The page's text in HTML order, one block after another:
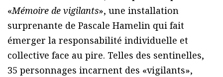
«Mémoire de vigilants», une installation
surprenante de Pascale Hamelin qui fait
émerger la responsabilité individuelle et
collective face au pire. Telles des sentinelles,
35 personnages incarnent des «vigilants»,